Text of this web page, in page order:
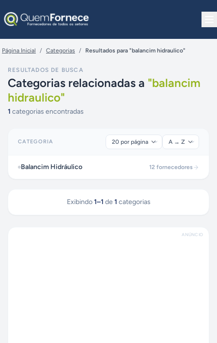
Página Inicial / Categorias / Resultados para "balancim hidraulico"
RESULTADOS DE BUSCA
Categorias relacionadas a "balancim
hidraulico"
1 categorias encontradas
CATEGORIA
Balancim Hidráulico 12 fornecedores
Exibindo 1–1 de 1 categorias
ANÚNCIO